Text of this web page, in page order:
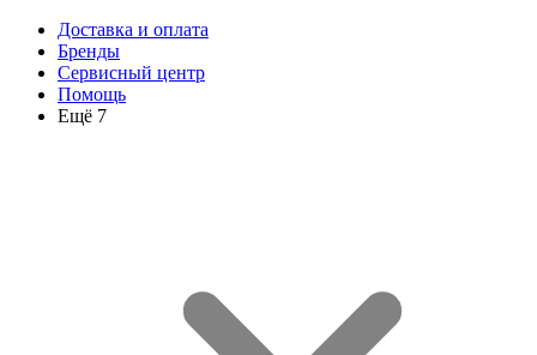
Доставка и оплата
Бренды
Сервисный центр
Помощь
Ещё 7